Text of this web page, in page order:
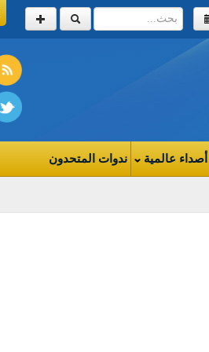
أصداء عالمية ندوات المتحدون